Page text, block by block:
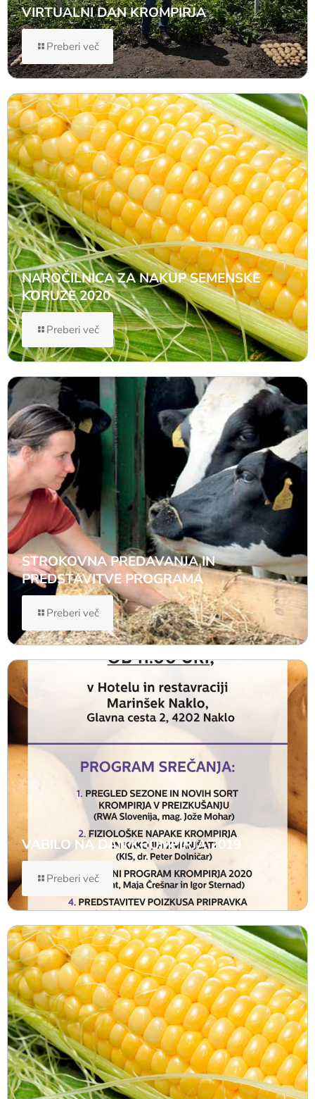
VIRTUALNI DAN KROMPIRJA
Preberi več
NAROČILNICA ZA NAKUP SEMENSKE
KORUZE 2020
Preberi več
STROKOVNA PREDAVANJA IN
PREDSTAVITVE PROGRAMA
Preberi več
VABILO NA DAN KROMPIRJA 2019
Preberi več